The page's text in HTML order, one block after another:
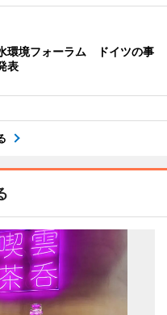
環境フォーラム ドイツの事
表